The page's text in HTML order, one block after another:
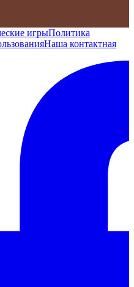
игрыПолитика
Наша контактная